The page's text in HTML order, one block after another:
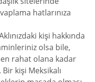
hatlarınıza
kişi hakkında
olsa bile,
rahat olana kadar
kişi Meksikalı